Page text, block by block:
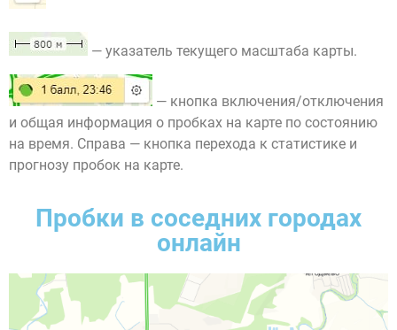
— указатель текущего масштаба карты.
— кнопка включения/отключения
и общая информация о пробках на карте по состоянию
на время. Справа — кнопка перехода к статистике и
прогнозу пробок на карте.
Пробки в соседних городах
онлайн